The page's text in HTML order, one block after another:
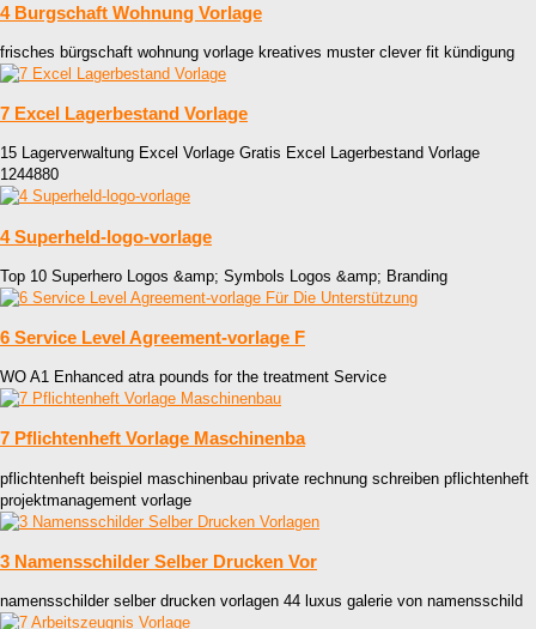
4 Burgschaft Wohnung Vorlage
frisches bürgschaft wohnung vorlage kreatives muster clever fit kündigung
7 Excel Lagerbestand Vorlage
15 Lagerverwaltung Excel Vorlage Gratis Excel Lagerbestand Vorlage
1244880
4 Superheld-logo-vorlage
Top 10 Superhero Logos &amp; Symbols Logos &amp; Branding
6 Service Level Agreement-vorlage F
WO A1 Enhanced atra pounds for the treatment Service
7 Pflichtenheft Vorlage Maschinenba
pflichtenheft beispiel maschinenbau private rechnung schreiben pflichtenheft
projektmanagement vorlage
3 Namensschilder Selber Drucken Vor
namensschilder selber drucken vorlagen 44 luxus galerie von namensschild